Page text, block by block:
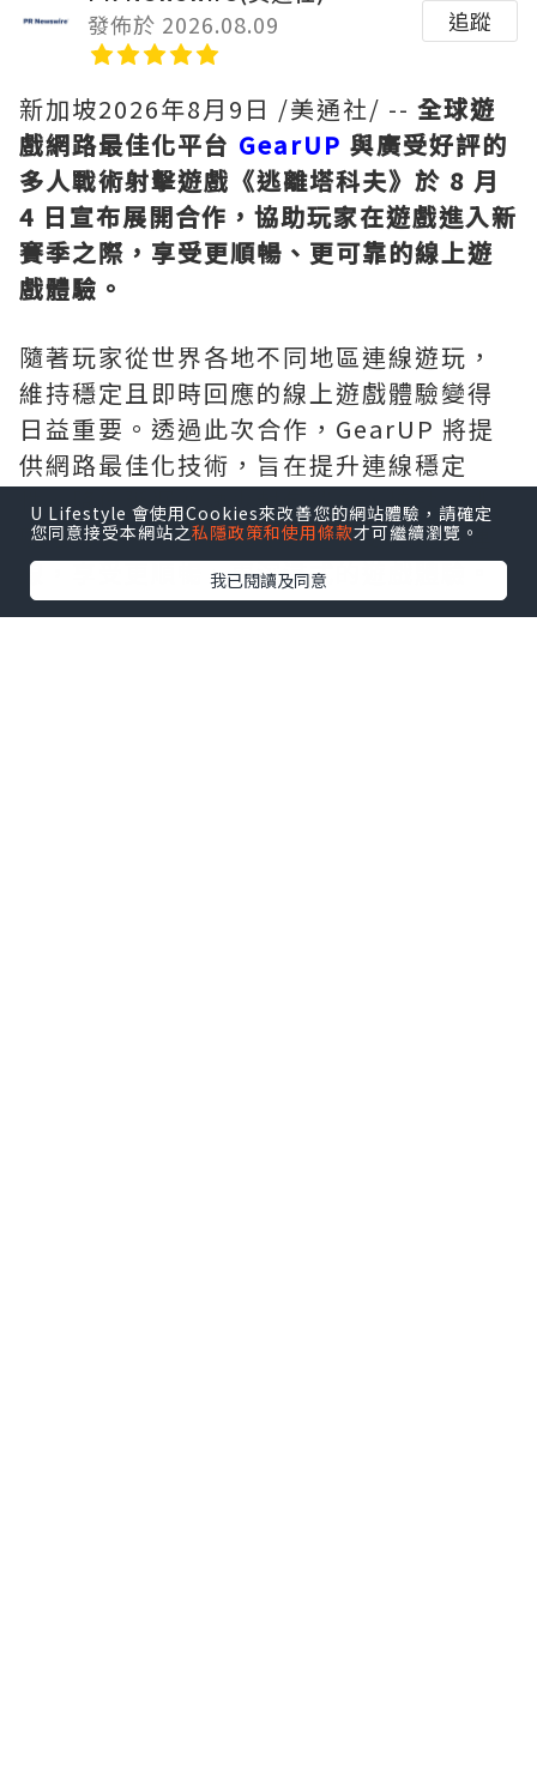
發佈於 2026.08.09
追蹤
新加坡2026年8月9日 /美通社/ -- 全球遊
戲網路最佳化平台 GearUP 與廣受好評的
多人戰術射擊遊戲《逃離塔科夫》於 8 月
4 日宣布展開合作，協助玩家在遊戲進入新
賽季之際，享受更順暢、更可靠的線上遊
戲體驗。
隨著玩家從世界各地不同地區連線遊玩，
維持穩定且即時回應的線上遊戲體驗變得
日益重要。透過此次合作，GearUP 將提
供網路最佳化技術，旨在提升連線穩定
性、降低延遲並減少封包遺失，協助《逃
離塔科夫》玩家實現更快速、更穩定的連
線，享受更順暢、更沉浸式的遊戲體驗。
U Lifestyle 會使用Cookies來改善您的網站體驗，請確定
您同意接受本網站之私隱政策和使用條款才可繼續瀏覽。
我已閱讀及同意